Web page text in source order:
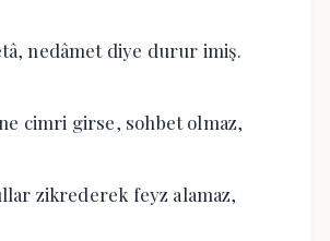
nedâmet diye durur imiş.
cimri girse, sohbet olmaz,
zikrederek feyz alamaz,